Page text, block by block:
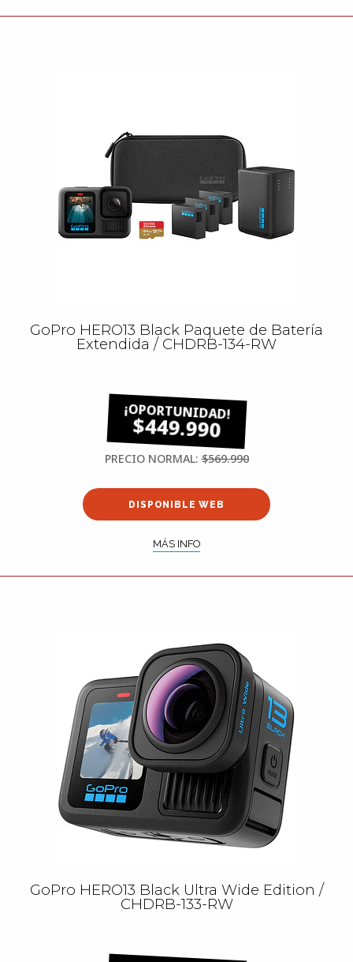
GoPro HERO13 Black Paquete de Batería
Extendida / CHDRB-134-RW
$449.990
PRECIO NORMAL:$569.990
DISPONIBLE WEB
MÁS INFO
GoPro HERO13 Black Ultra Wide Edition /
CHDRB-133-RW